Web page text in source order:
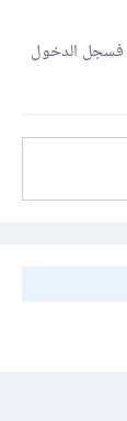
فسجل الدخول